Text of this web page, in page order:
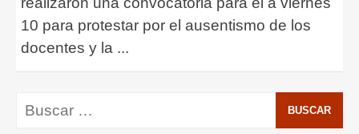
10 para protestar por el ausentismo de los
docentes y la ...
Buscar: